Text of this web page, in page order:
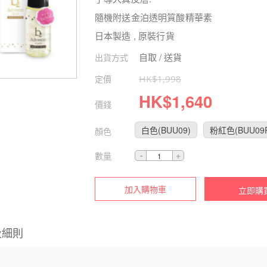
隨機附送金泊透明質酸精華素
日本製造 , 原裝行貨
出貨方式 自取 / 送貨
定價 HK$1,998
價錢 HK$1,640
顏色 白色(BUU09) 粉紅色
數量
加入購物車 立即購
則